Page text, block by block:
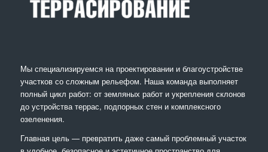
Мы специализируемся на проектировании и благоустройстве
участков со сложным рельефом. Наша команда выполняет
полный цикл работ: от земляных работ и укрепления склонов
до устройства террас, подпорных стен и комплексного
озеленения.
Главная цель — превратить даже самый проблемный участок